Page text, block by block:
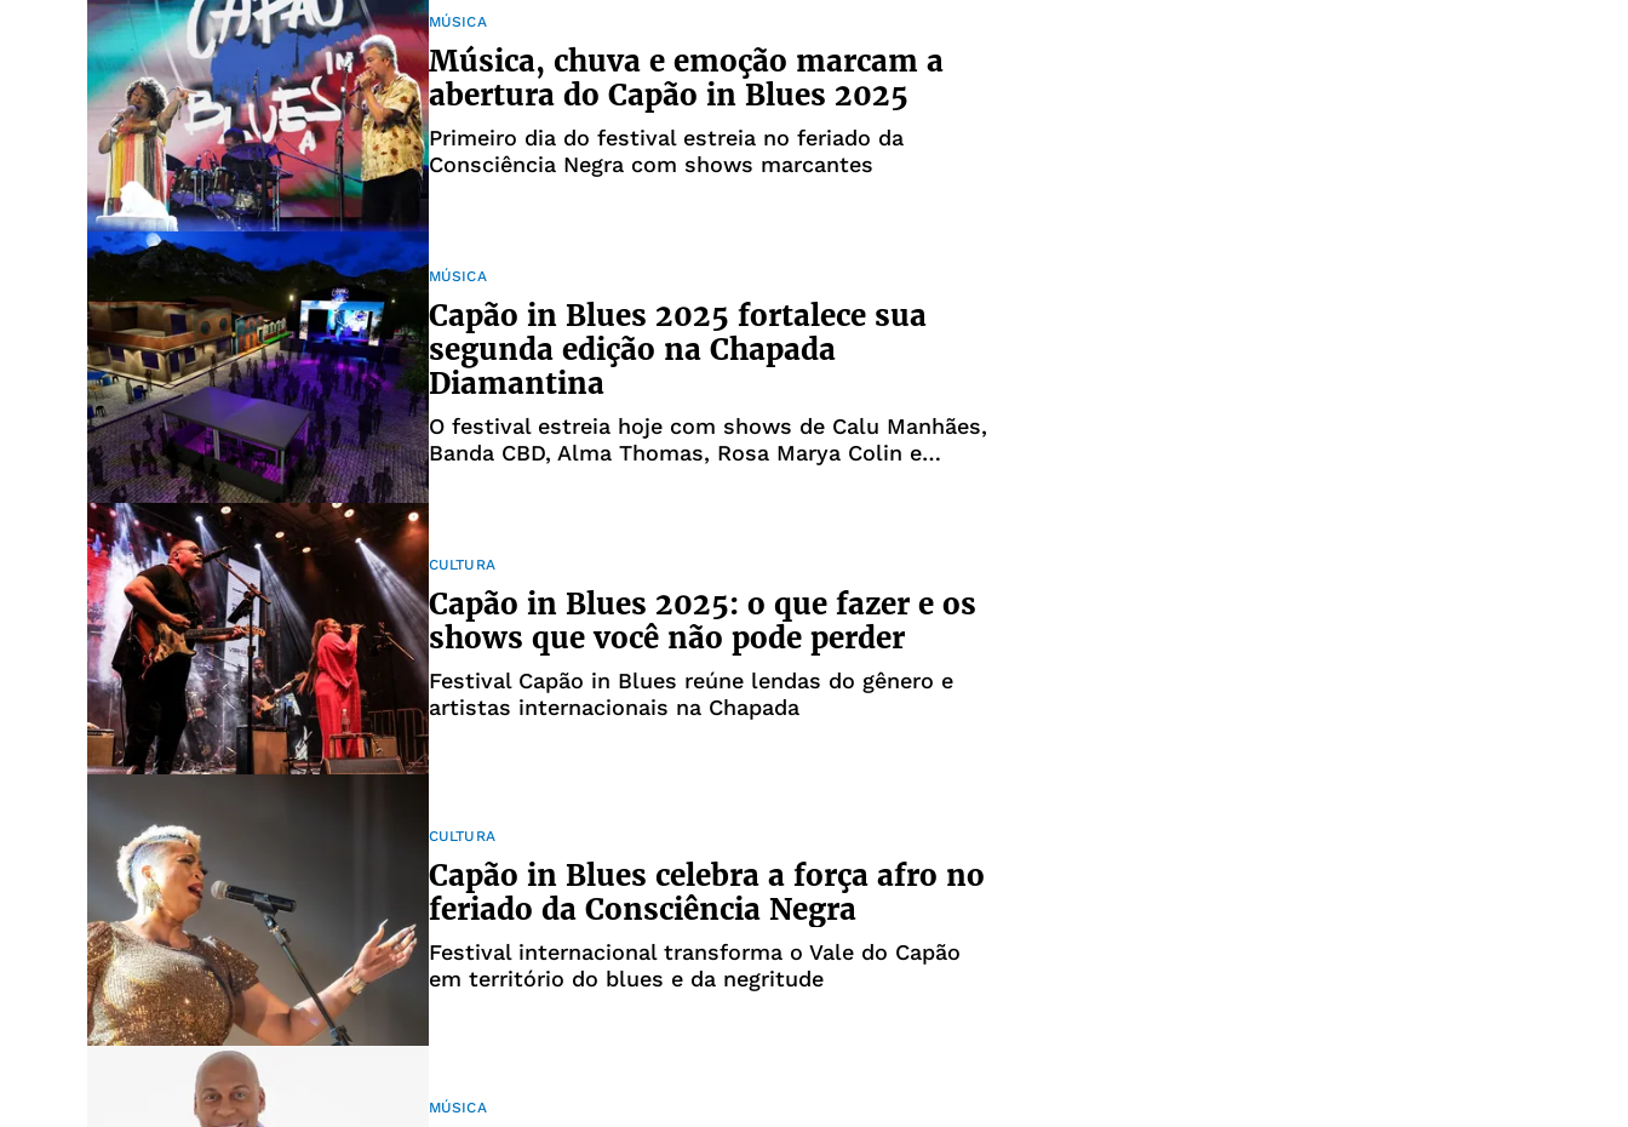
MÚSICA
Música, chuva e emoção marcam a
abertura do Capão in Blues 2025
Primeiro dia do festival estreia no feriado da
Consciência Negra com shows marcantes
MÚSICA
Capão in Blues 2025 fortalece sua
segunda edição na Chapada
Diamantina
O festival estreia hoje com shows de Calu Manhães,
Banda CBD, Alma Thomas, Rosa Marya Colin e
CULTURA
Capão in Blues 2025: o que fazer e os
shows que você não pode perder
Festival Capão in Blues reúne lendas do gênero e
artistas internacionais na Chapada
CULTURA
Capão in Blues celebra a força afro no
feriado da Consciência Negra
Festival internacional transforma o Vale do Capão
em território do blues e da negritude
MÚSICA